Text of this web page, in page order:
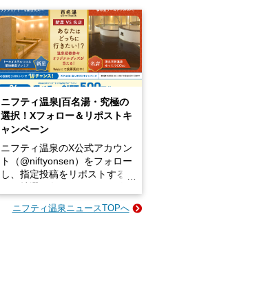
ニフティ温泉|百名湯・究極の
選択！Xフォロー＆リポストキ
ャンペーン
ニフティ温泉のX公式アカウン
ト（@niftyonsen）をフォロー
し、指定投稿をリポストする
GIFT500円分をプレゼントい
ニフティ温泉ニュースTOPへ